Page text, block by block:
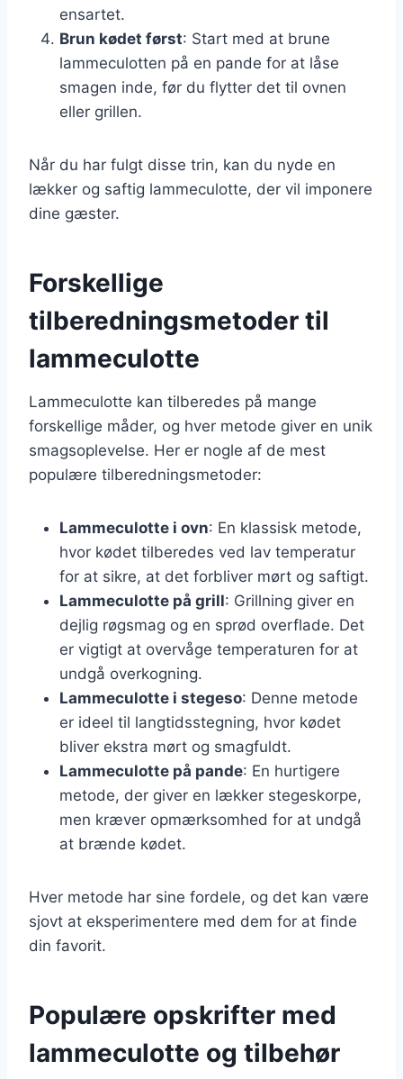
ensartet.
Brun kødet først: Start med at brune
lammeculotten på en pande for at låse
smagen inde, før du flytter det til ovnen
eller grillen.
Når du har fulgt disse trin, kan du nyde en
lækker og saftig lammeculotte, der vil imponere
dine gæster.
Forskellige
tilberedningsmetoder til
lammeculotte
Lammeculotte kan tilberedes på mange
forskellige måder, og hver metode giver en unik
smagsoplevelse. Her er nogle af de mest
populære tilberedningsmetoder:
Lammeculotte i ovn: En klassisk metode,
hvor kødet tilberedes ved lav temperatur
for at sikre, at det forbliver mørt og saftigt.
Lammeculotte på grill: Grillning giver en
dejlig røgsmag og en sprød overflade. Det
er vigtigt at overvåge temperaturen for at
undgå overkogning.
Lammeculotte i stegeso: Denne metode
er ideel til langtidsstegning, hvor kødet
bliver ekstra mørt og smagfuldt.
Lammeculotte på pande: En hurtigere
metode, der giver en lækker stegeskorpe,
men kræver opmærksomhed for at undgå
at brænde kødet.
Hver metode har sine fordele, og det kan være
sjovt at eksperimentere med dem for at finde
din favorit.
Populære opskrifter med
lammeculotte og tilbehør